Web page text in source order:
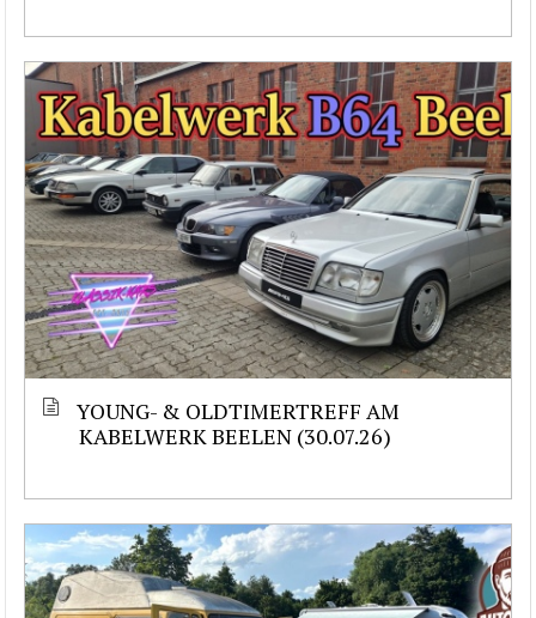
YOUNG- & OLDTIMERTREFF AM
KABELWERK BEELEN (30.07.26)